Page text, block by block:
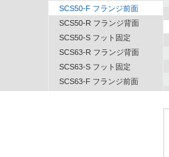
SCS50-F フランジ前面
SCS50-R フランジ背面
SCS50-S フット固定
SCS63-R フランジ背面
SCS63-S フット固定
SCS63-F フランジ前面